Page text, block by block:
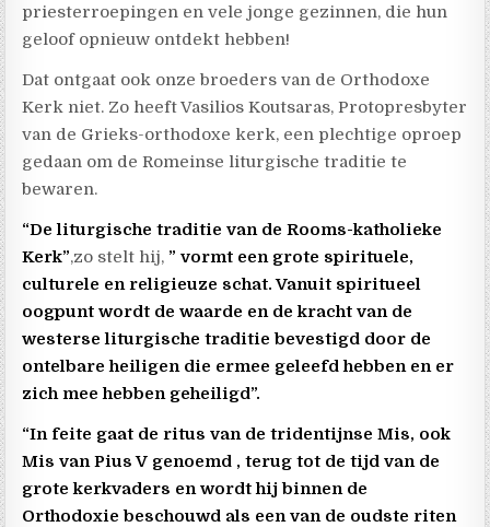
priesterroepingen en vele jonge gezinnen, die hun
geloof opnieuw ontdekt hebben!
Dat ontgaat ook onze broeders van de Orthodoxe
Kerk niet. Zo heeft Vasilios Koutsaras, Protopresbyter
van de Grieks-orthodoxe kerk, een plechtige oproep
gedaan om de Romeinse liturgische traditie te
bewaren.
“De liturgische traditie van de Rooms-katholieke
Kerk”,zo stelt hij, ” vormt een grote spirituele,
culturele en religieuze schat. Vanuit spiritueel
oogpunt wordt de waarde en de kracht van de
westerse liturgische traditie bevestigd door de
ontelbare heiligen die ermee geleefd hebben en er
zich mee hebben geheiligd”.
“In feite gaat de ritus van de tridentijnse Mis, ook
Mis van Pius V genoemd , terug tot de tijd van de
grote kerkvaders en wordt hij binnen de
Orthodoxie beschouwd als een van de oudste riten